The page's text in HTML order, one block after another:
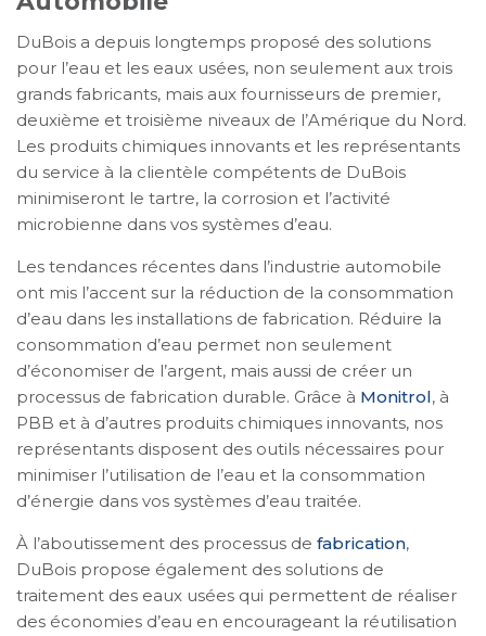
DuBois a depuis longtemps proposé des solutions
pour l’eau et les eaux usées, non seulement aux trois
grands fabricants, mais aux fournisseurs de premier,
deuxième et troisième niveaux de l’Amérique du Nord.
Les produits chimiques innovants et les représentants
du service à la clientèle compétents de DuBois
minimiseront le tartre, la corrosion et l’activité
microbienne dans vos systèmes d’eau.
Les tendances récentes dans l’industrie automobile
ont mis l’accent sur la réduction de la consommation
d’eau dans les installations de fabrication. Réduire la
consommation d’eau permet non seulement
d’économiser de l’argent, mais aussi de créer un
processus de fabrication durable. Grâce à Monitrol, à
PBB et à d’autres produits chimiques innovants, nos
représentants disposent des outils nécessaires pour
minimiser l’utilisation de l’eau et la consommation
d’énergie dans vos systèmes d’eau traitée.
À l’aboutissement des processus de fabrication,
DuBois propose également des solutions de
traitement des eaux usées qui permettent de réaliser
des économies d’eau en encourageant la réutilisation